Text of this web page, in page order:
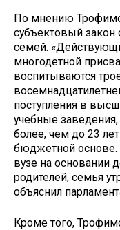
По мнению
субъектовый
семей.
многодетной
воспитываются
поступления в
учебные
более, чем до 23
бюджетной основе.
вузе на основании
родителей, семья
объяснил
Кроме того,